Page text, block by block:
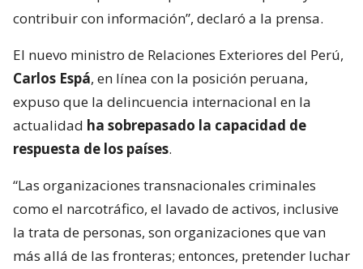
contribuir con información”, declaró a la prensa.
El nuevo ministro de Relaciones Exteriores del Perú,
Carlos Espá, en línea con la posición peruana,
expuso que la delincuencia internacional en la
actualidad ha sobrepasado la capacidad de
respuesta de los países.
“Las organizaciones transnacionales criminales
como el narcotráfico, el lavado de activos, inclusive
la trata de personas, son organizaciones que van
más allá de las fronteras; entonces, pretender luchar